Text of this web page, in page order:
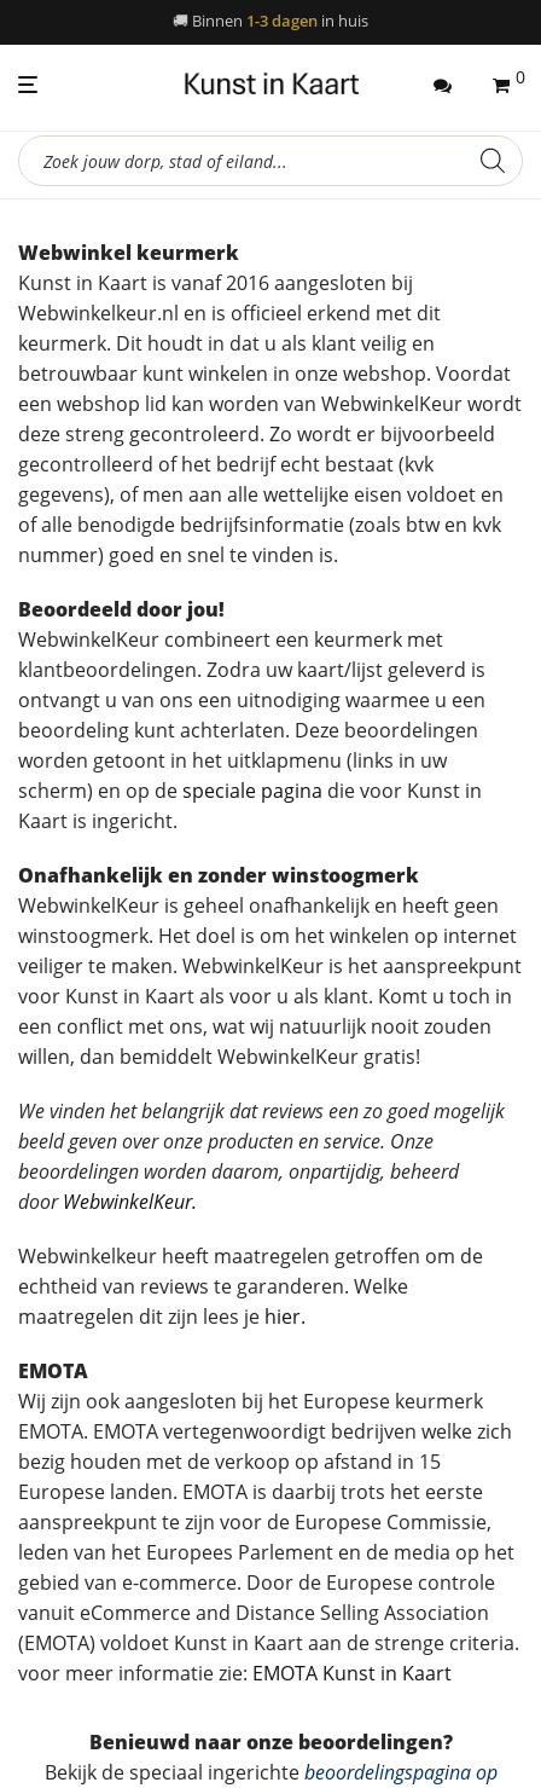
🚚Binnen1-3 dagenin huis
📦Gratis verzendingvanaf 45,-
0
Producten
zoeken
Webwinkel keurmerk
Kunst in Kaart is vanaf 2016 aangesloten bij
Webwinkelkeur.nl en is officieel erkend met dit
keurmerk. Dit houdt in dat u als klant veilig en
betrouwbaar kunt winkelen in onze webshop. Voordat
een webshop lid kan worden van WebwinkelKeur wordt
deze streng gecontroleerd. Zo wordt er bijvoorbeeld
gecontrolleerd of het bedrijf echt bestaat (kvk
gegevens), of men aan alle wettelijke eisen voldoet en
of alle benodigde bedrijfsinformatie (zoals btw en kvk
nummer) goed en snel te vinden is.
Beoordeeld door jou!
WebwinkelKeur combineert een keurmerk met
klantbeoordelingen. Zodra uw kaart/lijst geleverd is
ontvangt u van ons een uitnodiging waarmee u een
beoordeling kunt achterlaten. Deze beoordelingen
worden getoont in het uitklapmenu (links in uw
scherm) en op despeciale pagina die voor Kunst in
Kaart is ingericht.
Onafhankelijk en zonder winstoogmerk
WebwinkelKeur is geheel onafhankelijk en heeft geen
winstoogmerk. Het doel is om het winkelen op internet
veiliger te maken. WebwinkelKeur is het aanspreekpunt
voor Kunst in Kaart als voor u als klant. Komt u toch in
een conflict met ons, wat wij natuurlijk nooit zouden
willen, dan bemiddelt WebwinkelKeur gratis!
We vinden het belangrijk dat reviews een zo goed mogelijk
beeld geven over onze producten en service. Onze
beoordelingen worden daarom, onpartijdig, beheerd
doorWebwinkelKeur.
Webwinkelkeur heeft maatregelen getroffen om de
echtheid van reviews te garanderen. Welke
maatregelen dit zijn lees je hier.
EMOTA
Wij zijn ook aangesloten bij het Europese keurmerk
EMOTA. EMOTA vertegenwoordigt bedrijven welke zich
bezig houden met de verkoop op afstand in 15
Europese landen. EMOTA is daarbij trots het eerste
aanspreekpunt te zijn voor de Europese Commissie,
leden van het Europees Parlement en de media op het
gebied van e-commerce. Door de Europese controle
vanuit eCommerce and Distance Selling Association
(EMOTA) voldoet Kunst in Kaart aan de strenge criteria.
voor meer informatie zie: EMOTA Kunst in Kaart
Benieuwd naar onze beoordelingen?
Bekijk de speciaal ingerichtebeoordelingspagina op